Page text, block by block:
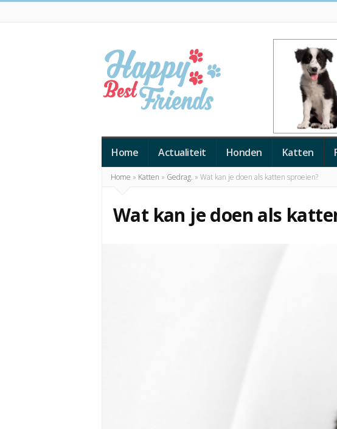
Best
Friends
Home Actualiteit Honden Katten
Home » Katten » Gedrag. » Wat kan je doen als katten sproeien?
Wat kan je doen als